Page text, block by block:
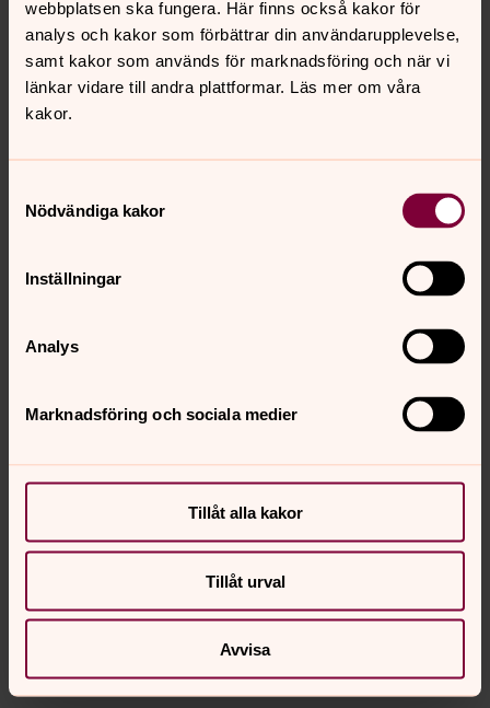
webbplatsen ska fungera. Här finns också kakor för
analys och kakor som förbättrar din användarupplevelse,
samt kakor som används för marknadsföring och när vi
länkar vidare till andra plattformar. Läs mer om våra
kakor.
Nödvändiga kakor
Inställningar
Analys
Marknadsföring och sociala medier
Tillåt alla kakor
Tillåt urval
Avvisa
745 Dansa med änglarna
Psalm 745 Dansa med änglarna
0:00 02:07
791 Du vet väl om att du är värdefull
Psalm 791 Du vet väl om att du är värdefull